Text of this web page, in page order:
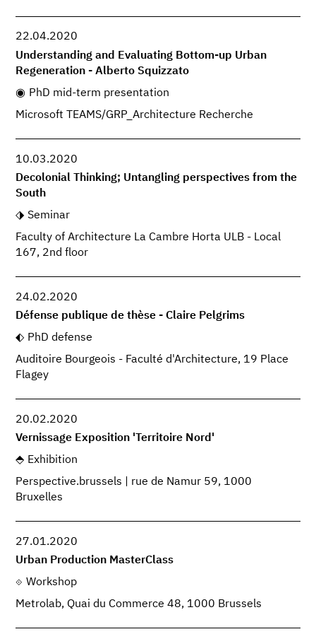
22.04.2020
Understanding and Evaluating Bottom-up Urban
Regeneration - Alberto Squizzato
PhD mid-term presentation
Microsoft TEAMS/GRP_Architecture Recherche
10.03.2020
Decolonial Thinking; Untangling perspectives from the
South
Seminar
Faculty of Architecture La Cambre Horta ULB - Local
167, 2nd floor
24.02.2020
Défense publique de thèse - Claire Pelgrims
PhD defense
Auditoire Bourgeois - Faculté d'Architecture, 19 Place
Flagey
20.02.2020
Vernissage Exposition 'Territoire Nord'
Exhibition
Perspective.brussels | rue de Namur 59, 1000
Bruxelles
27.01.2020
Urban Production MasterClass
Workshop
Metrolab, Quai du Commerce 48, 1000 Brussels